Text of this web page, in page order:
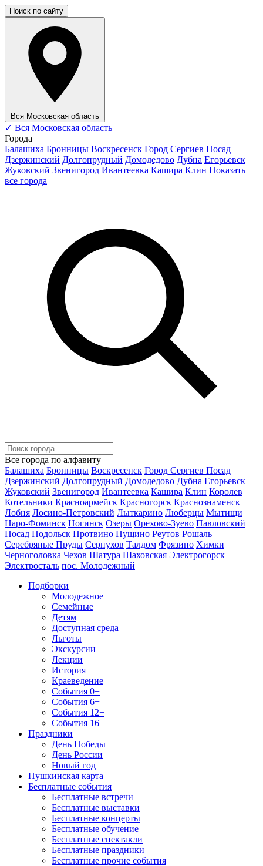
Поиск по сайту
Вся Московская область
✓ Вся Московская область
Города
Балашиха Бронницы Воскресенск Город Сергиев Посад
Дзержинский Долгопрудный Домодедово Дубна Егорьевск
Жуковский Звенигород Ивантеевка Кашира Клин Показать
все города
Все города по алфавиту
Балашиха Бронницы Воскресенск Город Сергиев Посад
Дзержинский Долгопрудный Домодедово Дубна Егорьевск
Жуковский Звенигород Ивантеевка Кашира Клин Королев
Котельники Красноармейск Красногорск Краснознаменск
Лобня Лосино-Петровский Лыткарино Люберцы Мытищи
Наро-Фоминск Ногинск Озеры Орехово-Зуево Павловский
Посад Подольск Протвино Пущино Реутов Рошаль
Серебряные Пруды Серпухов Талдом Фрязино Химки
Черноголовка Чехов Шатура Шаховская Электрогорск
Электросталь пос. Молодежный
Подборки
Молодежное
Семейные
Детям
Доступная среда
Льготы
Экскурсии
Лекции
История
Краеведение
События 0+
События 6+
События 12+
События 16+
Праздники
День Победы
День России
Новый год
Пушкинская карта
Бесплатные события
Бесплатные встречи
Бесплатные выставки
Бесплатные концерты
Бесплатные обучение
Бесплатные спектакли
Бесплатные праздники
Бесплатные прочие события